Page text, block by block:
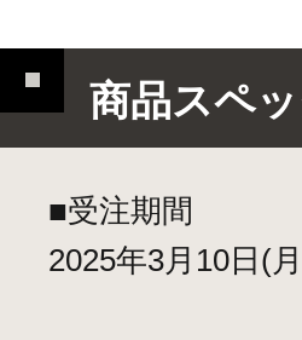
商品スペ
■受注期間
2025年3月10日(